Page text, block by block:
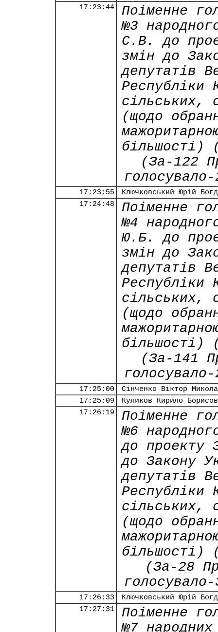
17:23:44
Поіменне
№3
С.В. до
змін до
депутатів
Республіки
сільських,
(щодо
більшості)
(За-122
17:23:55
Ключковський Юрій
17:24:48
Поіменне
№4
Ю.Б. до
змін до
депутатів
Республіки
сільських,
(щодо
більшості)
(За-141
17:25:00
Сінченко Віктор
17:25:09
Куликов Кирило
17:26:19
Поіменне
№6
до проекту
до Закону
депутатів
Республіки
сільських,
(щодо
більшості)
(За-28
17:26:33
Ключковський Юрій
17:27:31
Поіменне
№7 народних